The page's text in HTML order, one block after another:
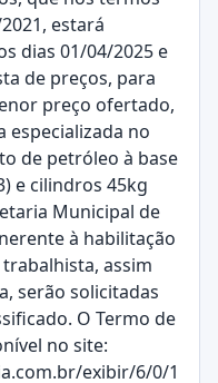
estará
dias 01/04/2025 e
de preços, para
preço ofertado,
especializada no
de petróleo à base
e cilindros 45kg
Municipal de
à habilitação
assim
serão solicitadas
O Termo de
no site:
exibir/6/0/1